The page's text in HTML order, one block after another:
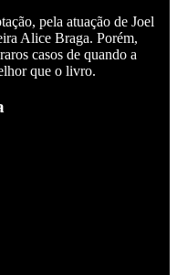
pela atuação de Joel
Alice Braga. Porém,
casos de quando a
que o livro.